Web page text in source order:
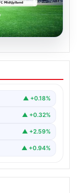
Bilgileri
▲ +0.18%
▲ +0.32%
▲ +2.59%
▲ +0.94%